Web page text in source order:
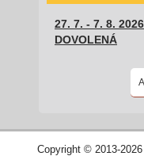
27. 7. - 7. 8. 2026
DOVOLENÁ
Copyright © 2013-